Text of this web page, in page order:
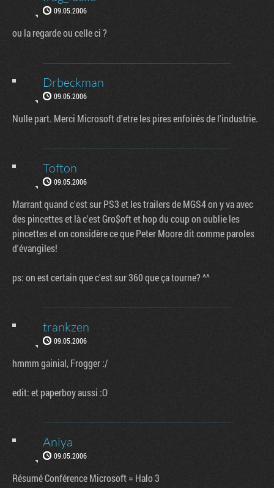
09.05.2006
ou la regarde ou celle ci ?
Drbeckman
09.05.2006
Nulle part. Merci Microsoft d'etre les pires enfoirés de l'industrie.
Tofton
09.05.2006
Marrant quand c'est sur PS3 et les trailers de MGS4 on y va avec
des pincettes et là c'est Gro$oft et hop du coup on oublie les
pincettes et on considère ce que Peter Moore dit comme paroles
d'évangiles!
ps: on est certain que c'est sur 360 que ça tourne? ^^
trankzen
09.05.2006
hmmm gainial, Frogger :/
edit: et paperboy aussi :O
Aniya
09.05.2006
Résumé Conférence Microsoft = Halo 3